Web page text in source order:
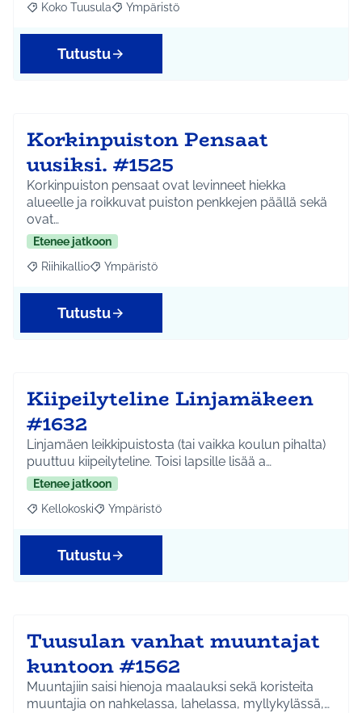
Rajaa tulokset aihepiirin mukaan: Koko Tuusula
Koko Tuusula Rajaa tulokset teeman mukaan: Ympäristö
Ympäristö
Tutustu
Korkinpuiston Pensaat
uusiksi. #1525
Korkinpuiston pensaat ovat levinneet hiekka
alueelle ja roikkuvat puiston penkkejen päällä sekä
ovat…
Etenee jatkoon
Rajaa tulokset aihepiirin mukaan: Riihikallio
Riihikallio Rajaa tulokset teeman mukaan: Ympäristö
Ympäristö
Tutustu
Kiipeilyteline Linjamäkeen
#1632
Linjamäen leikkipuistosta (tai vaikka koulun pihalta)
puuttuu kiipeilyteline. Toisi lapsille lisää a…
Etenee jatkoon
Rajaa tulokset aihepiirin mukaan: Kellokoski
Kellokoski Rajaa tulokset teeman mukaan: Ympäristö
Ympäristö
Tutustu
Tuusulan vanhat muuntajat
kuntoon #1562
Muuntajiin saisi hienoja maalauksi sekä koristeita
muuntajia on nahkelassa, lahelassa, myllykylässä,…